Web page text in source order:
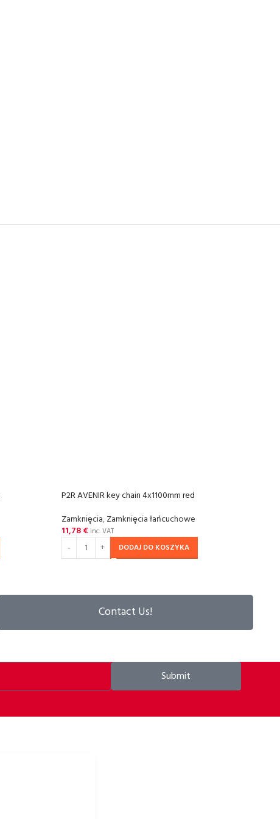
P2R AVENIR key chain 4x1100mm red
Zamkniȩcia,Zamkniȩcia łańcuchowe
11,78€ inc. VAT
DODAJ DO KOSZYKA
Contact Us!
Submit